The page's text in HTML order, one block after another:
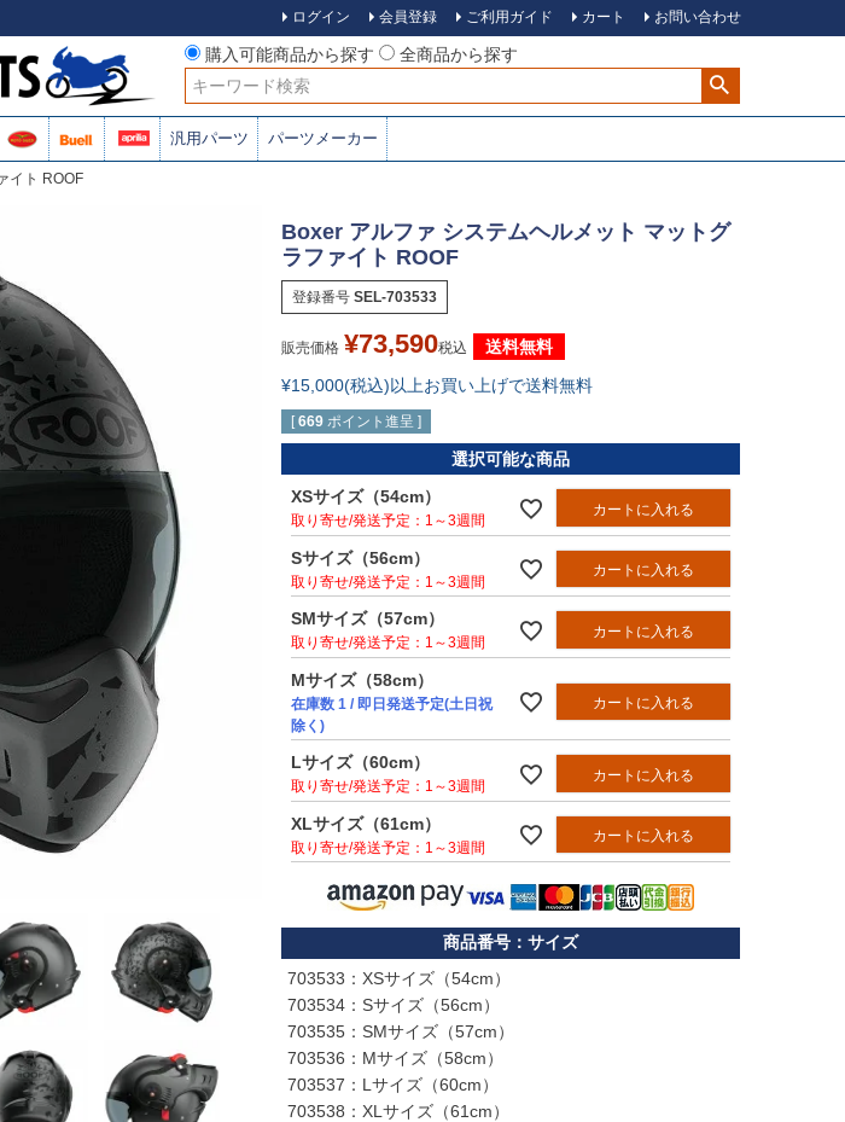
ログイン 会員登録 ご利用ガイド カート お問い合わせ
購入可能商品から探す
全商品から探す
検索
汎用パーツ パーツメーカー
イト ROOF
Boxer アルファ システムヘルメット マットグ
ラファイト ROOF
登録番号 SEL-703533
販売価格 ¥73,590税込
送料無料
¥15,000(税込)以上お買い上げで送料無料
[ 669 ポイント進呈 ]
選択可能な商品
XSサイズ（54cm）
1～3週間
カートに入れる
Sサイズ（56cm）
1～3週間
カートに入れる
SMサイズ（57cm）
1～3週間
カートに入れる
Mサイズ（58cm）
在庫数 1 / 即日発送予定(土日祝
除く)
カートに入れる
Lサイズ（60cm）
1～3週間
カートに入れる
XLサイズ（61cm）
1～3週間
カートに入れる
サイズ
703533：XSサイズ（54cm）
703534：Sサイズ（56cm）
703535：SMサイズ（57cm）
703536：Mサイズ（58cm）
703537：Lサイズ（60cm）
703538：XLサイズ（61cm）